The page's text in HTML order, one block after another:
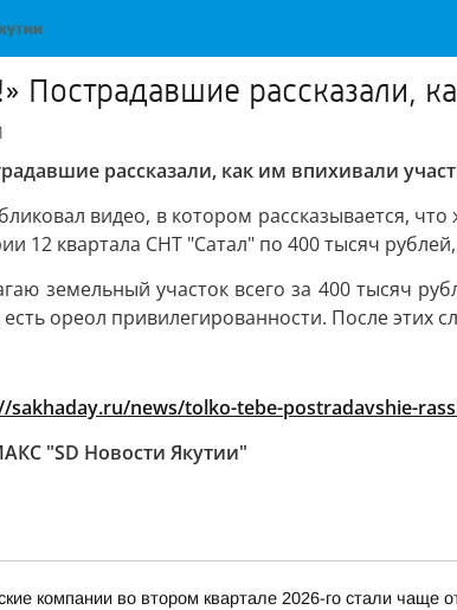
Пострадавшие рассказали,
рассказали, как им впихивали
видео, в котором рассказывается,
12 квартала СНТ "Сатал" по 400 тысяч
земельный участок всего за 400 тысяч
есть ореол привилегированности. После
sakhaday.ru/news/tolko-tebe-postradavshie-
"SD Новости Якутии"
компании во втором квартале 2026-го стали чаще